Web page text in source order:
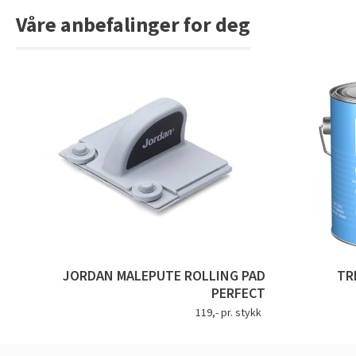
Våre anbefalinger for deg
JORDAN MALEPUTE ROLLING PAD
PERFECT
119,- pr. stykk